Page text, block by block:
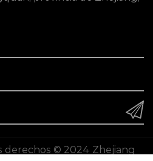
derechos © 2024 Zhejiang